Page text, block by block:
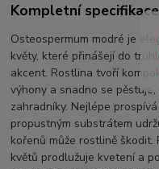
Kompletní specifikace
Osteospermum modré je
květy, které přinášejí do
akcent. Rostlina tvoří
výhony a snadno se
zahradníky. Nejlépe
propustným substrátem
kořenů může rostlině
květů prodlužuje kvetení a